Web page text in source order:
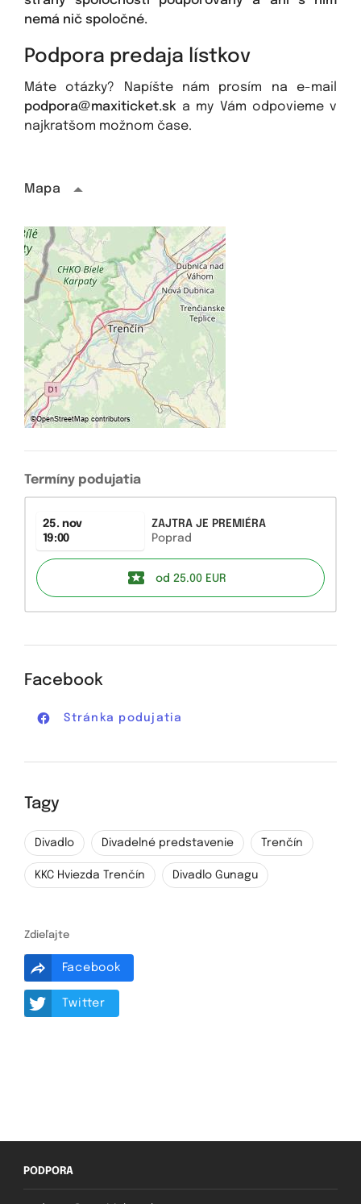
nemá nič spoločné.
Podpora predaja lístkov
Máte otázky? Napíšte nám prosím na e-mail
podpora@maxiticket.sk a my Vám odpovieme v
najkratšom možnom čase.
Mapa
Termíny podujatia
25. nov
19:00
ZAJTRA JE PREMIÉRA
Poprad
od 25.00 EUR
Facebook
Stránka podujatia
Tagy
Divadlo Divadelné predstavenie Trenčín
KKC Hviezda Trenčín Divadlo Gunagu
Zdieľajte
Facebook
Twitter
PODPORA